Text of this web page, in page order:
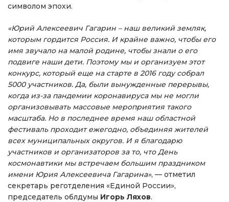
символом эпохи.
«Юрий Алексеевич Гагарин – наш великий земляк,
которым гордится Россия. И крайне важно, чтобы его
имя звучало на малой родине, чтобы знали о его
подвиге наши дети. Поэтому мы и организуем этот
конкурс, который еще на старте в 2016 году собрал
5000 участников. Да, были вынужденные перерывы,
когда из-за пандемии коронавируса мы не могли
организовывать массовые мероприятия такого
масштаба. Но в последнее время наш областной
фестиваль проходит ежегодно, объединяя жителей
всех муниципальных округов. И я благодарю
участников и организаторов за то, что День
космонавтики мы встречаем большим праздником
имени Юрия Алексеевича Гагарина», — отметил
секретарь реготделения «Единой России»,
председатель облдумы Игорь Ляхов.